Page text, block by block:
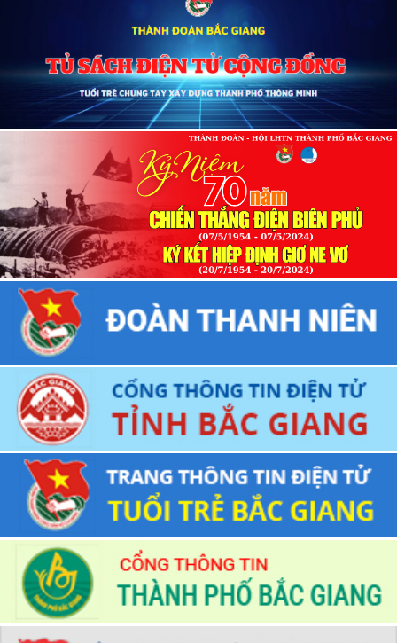
Thường trực Thành ủy, HĐND, UBND, UBMTTQ tặng hoa chúc mừng
BCH Thành đoàn khóa XXII
Chủ tịch UBND tỉnh trao khen thưởng